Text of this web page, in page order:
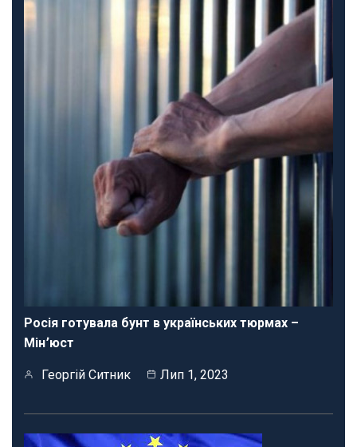
Росія готувала бунт в українських тюрмах –
Мін՚юст
Георгій Ситник Лип 1, 2023